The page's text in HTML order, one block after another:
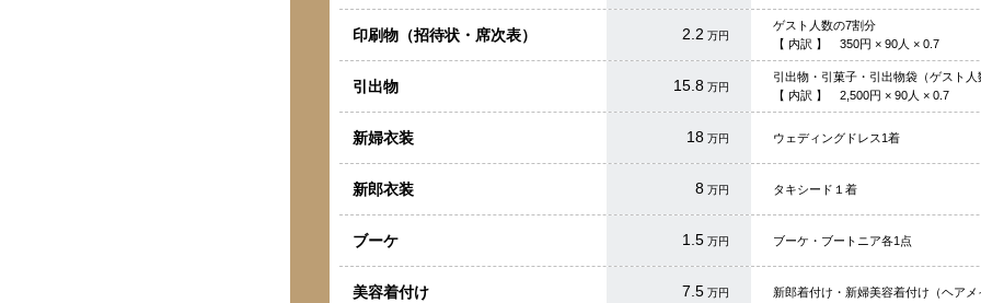
印刷物（招待状・席次表） 2.2 万円
ゲスト人数の7割分
【 内訳 】 350円 × 90人 × 0.7
引出物 15.8 万円
引出物・引菓子・引出物袋（ゲスト人
【 内訳 】 2,500円 × 90人 × 0.7
新婦衣装 18 万円 ウェディングドレス1着
新郎衣装 8 万円 タキシード１着
ブーケ 1.5 万円 ブーケ・ブートニア各1点
美容着付け 7.5 万円 新郎着付け・新婦美容着付け（ヘアメ